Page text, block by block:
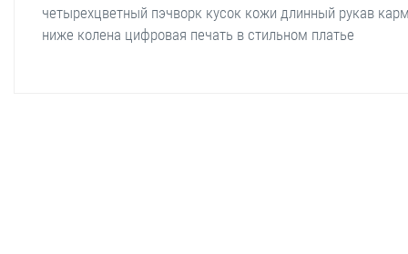
четырехцветный пэчворк кусок кожи длинный рукав
ниже колена цифровая печать в стильном платье